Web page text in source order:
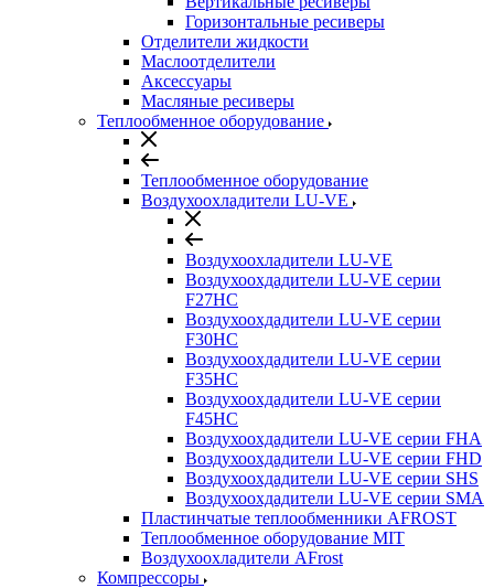
Горизонтальные ресиверы
Отделители жидкости
Маслоотделители
Аксессуары
Масляные ресиверы
Теплообменное оборудование
Теплообменное оборудование
Воздухоохладители LU-VE
Воздухоохладители LU-VE
Воздухоохдадители LU-VE серии
F27HC
Воздухоохдадители LU-VE серии
F30HC
Воздухоохдадители LU-VE серии
F35HC
Воздухоохдадители LU-VE серии
F45HC
Воздухоохдадители LU-VE серии FHA
Воздухоохдадители LU-VE серии FHD
Воздухоохдадители LU-VE серии SHS
Воздухоохдадители LU-VE серии SMA
Пластинчатые теплообменники AFROST
Теплообменное оборудование MIT
Воздухоохладители AFrost
Компрессоры